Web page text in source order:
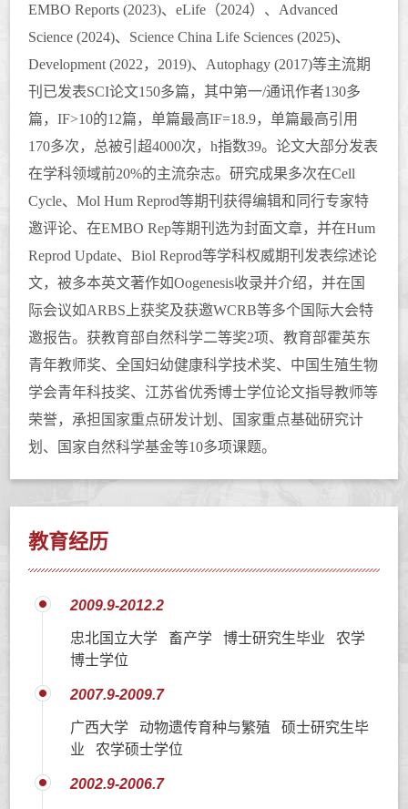
EMBO Reports (2023)、eLife（2024）、Advanced
Science (2024)、Science China Life Sciences (2025)、
Development (2022， 2019)、 Autophagy (2017)等主流期
刊已发表SCI论文150多篇，其中第一/通讯作者130多
篇，IF>10的12篇，单篇最高IF=18.9，单篇最高引用
170多次， 总被引超4000次，h指数39。论文大部分发表
在学科领域前20%的主流杂志。研究成果多次在Cell
Cycle、Mol Hum Reprod等期刊获得编辑和同行专家特
邀评论、在EMBO Rep等期刊 选为封面文章，并在Hum
Reprod Update、Biol Reprod等学科权威期刊发表综述论
文，被多本英文著作如Oogenesis收录并介绍，并在国
际会议如ARBS 上获奖及获邀WCRB等多个国际大会特
邀报告。获教育部自然科学二等奖2项、教育部霍英东
青年教师奖、全国妇幼健康科学技术奖、中国生殖生物
学会青年科技奖、江苏省优秀博士学位论文指导教师等
荣誉， 承担国家重点研发计划、国家重点基础研究计
划、国家自然科学基金等10多项课题。
教育经历
2009.9-2012.2
忠北国立大学 畜产学 博士研究生毕业 农学
博士学位
2007.9-2009.7
广西大学 动物遗传育种与繁殖 硕士研究生毕
业 农学硕士学位
2002.9-2006.7